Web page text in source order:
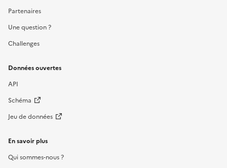
Partenaires
Une question ?
Challenges
Données ouvertes
API
Schéma
Jeu de données
En savoir plus
Qui sommes-nous ?